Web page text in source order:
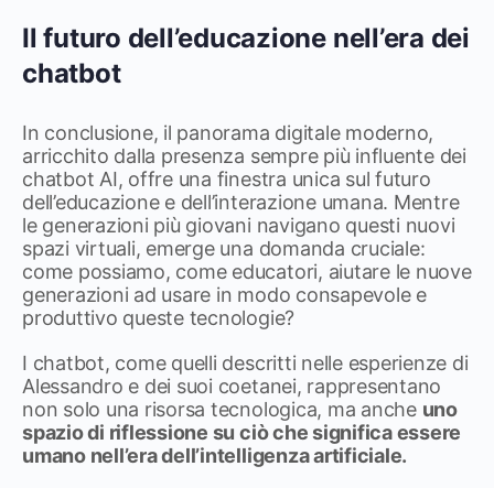
Il futuro dell’educazione nell’era dei
chatbot
In conclusione, il panorama digitale moderno,
arricchito dalla presenza sempre più influente dei
chatbot AI, offre una finestra unica sul futuro
dell’educazione e dell’interazione umana. Mentre
le generazioni più giovani navigano questi nuovi
spazi virtuali, emerge una domanda cruciale:
come possiamo, come educatori, aiutare le nuove
generazioni ad usare in modo consapevole e
produttivo queste tecnologie?
I chatbot, come quelli descritti nelle esperienze di
Alessandro e dei suoi coetanei, rappresentano
non solo una risorsa tecnologica, ma anche uno
spazio di riflessione su ciò che significa essere
umano nell’era dell’intelligenza artificiale.